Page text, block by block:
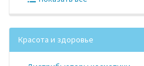
Красота и здоровье